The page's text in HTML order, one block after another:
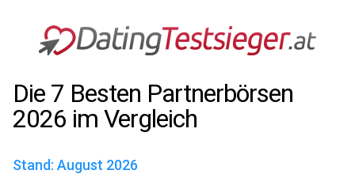
Die 7 Besten Partnerbörsen
2026 im Vergleich
Stand: August 2026